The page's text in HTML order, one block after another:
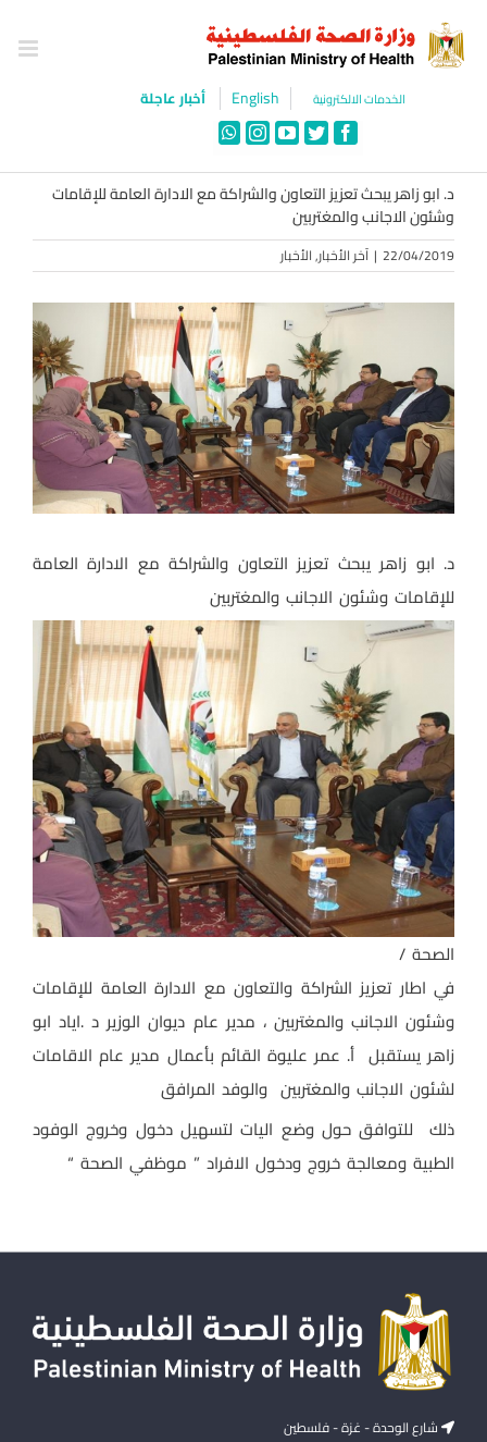
content
الخدمات الالكترونية English أخبار عاجلة
Facebook
Twitter
YouTube
Instagram
WhatsApp
د. ابو زاهر يبحث تعزيز التعاون والشراكة مع الادارة العامة للإقامات
وشئون الاجانب والمغتربين
22/04/2019
| آخر الأخبار,الأخبار
د. ابو زاهر يبحث تعزيز التعاون والشراكة مع الادارة العامة
للإقامات وشئون الاجانب والمغتربين
الصحة /
في اطار تعزيز الشراكة والتعاون مع الادارة العامة للإقامات
وشئون الاجانب والمغتربين ، مدير عام ديوان الوزير د .اياد ابو
زاهر يستقبل أ. عمر عليوة القائم بأعمال مدير عام الاقامات
لشئون الاجانب والمغتربين والوفد المرافق
ذلك للتوافق حول وضع اليات لتسهيل دخول وخروج الوفود
الطبية ومعالجة خروج ودخول الافراد ” موظفي الصحة “
شارع الوحدة - غزة - فلسطين